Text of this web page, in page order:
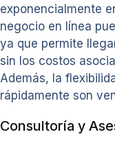
exponencialmente
negocio en línea
ya que permite
sin los costos
Además, la
rápidamente son
Consultoría y